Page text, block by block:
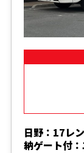
日野：17レ
納ゲート付